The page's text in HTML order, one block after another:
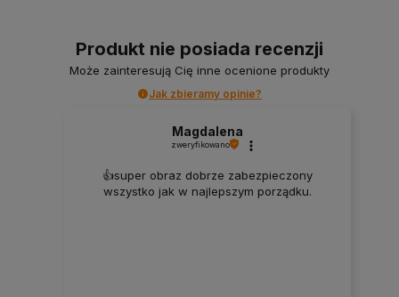
Produkt nie posiada recenzji
Może zainteresują Cię inne ocenione produkty
Jak zbieramy opinie?
Magdalena
zweryfikowano
👍️super obraz dobrze zabezpieczony
wszystko jak w najlepszym porządku.